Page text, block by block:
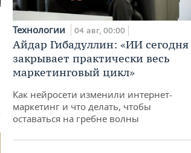
Технологии 04 авг, 00:00
Айдар Гибадуллин: «ИИ сегодня
закрывает практически весь
маркетинговый цикл»
Как нейросети изменили интернет-
маркетинг и что делать, чтобы
оставаться на гребне волны